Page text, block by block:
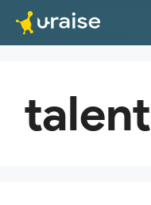
talent